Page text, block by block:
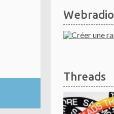
Webradio
Threads